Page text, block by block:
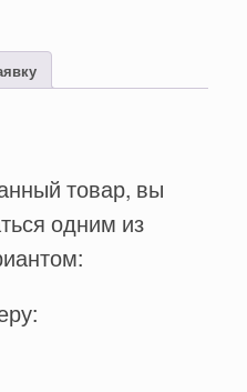
товар, вы
одним из